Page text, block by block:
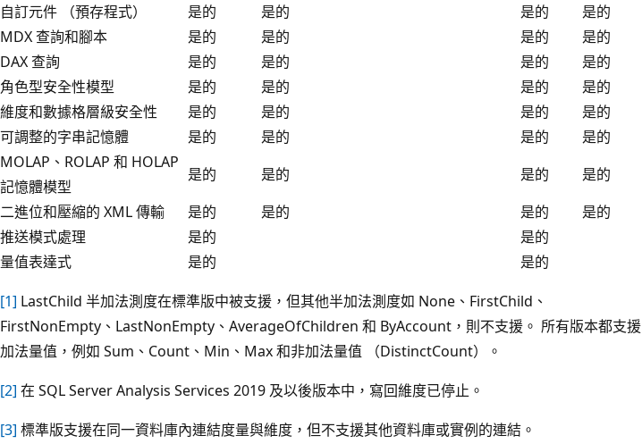
自訂元件 （預存程式）
是的 是的 是的
是的
MDX 查詢和腳本
是的 是的 是的
是的
DAX 查詢
是的 是的 是的
是的
角色型安全性模型
是的 是的 是的
是的
維度和數據格層級安全性
是的 是的 是的
是的
可調整的字串記憶體
是的 是的 是的
是的
MOLAP、ROLAP 和 HOLAP
記憶體模型
是的 是的 是的
是的
二進位和壓縮的 XML 傳輸
是的 是的 是的
是的
推送模式處理
是的
是的
量值表達式
是的
是的
[1] LastChild 半加法測度在標準版中被支援，但其他半加法測度如 None、FirstChild、
FirstNonEmpty、LastNonEmpty、AverageOfChildren 和 ByAccount，則不支援。 所有版本都支援
加法量值，例如 Sum、Count、Min、Max 和非加法量值 （DistinctCount）。
[2] 在 SQL Server Analysis Services 2019 及以後版本中，寫回維度已停止。
[3] 標準版支援在同一資料庫內連結度量與維度，但不支援其他資料庫或實例的連結。